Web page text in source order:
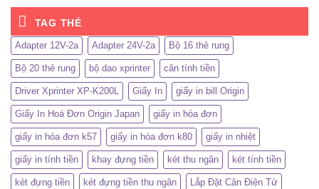
5 sao
TAG THẺ
Adapter 12V-2a Adapter 24V-2a Bộ 16 thẻ rung
Bộ 20 thẻ rung bộ dao xprinter cân tính tiền
Driver Xprinter XP-K200L Giấy In giấy in bill Origin
Giấy In Hoá Đơn Origin Japan giấy in hóa đơn
giấy in hóa đơn k57 giấy in hóa đơn k80 giấy in nhiệt
giấy in tính tiền khay đựng tiền két thu ngân két tính tiền
két đựng tiền két đựng tiền thu ngân Lắp Đặt Cân Điện Tử